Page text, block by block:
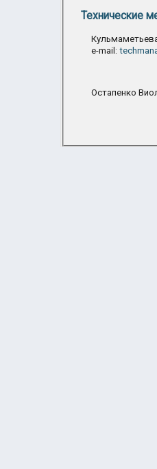
Технические
e-mail:
Остапенко